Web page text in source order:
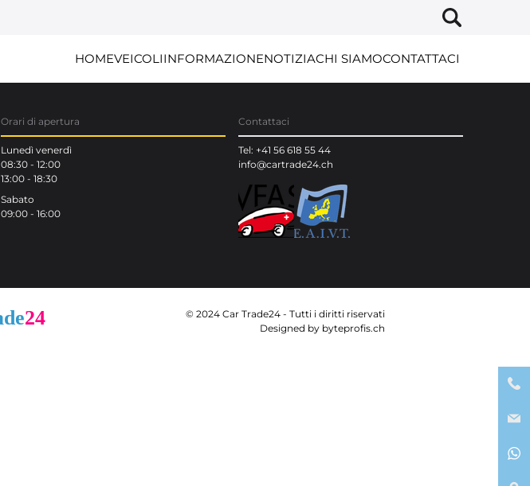
HOMEVEICOLIINFORMAZIONENOTIZIACHI SIAMOCONTATTACI
Orari di apertura
Lunedì venerdì
08:30 - 12:00
13:00 - 18:30
Sabato
09:00 - 16:00
Contattaci
Tel: +41 56 618 55 44
info@cartrade24.ch
© 2024 Car Trade24 - Tutti i diritti riservati
Designed by byteprofis.ch